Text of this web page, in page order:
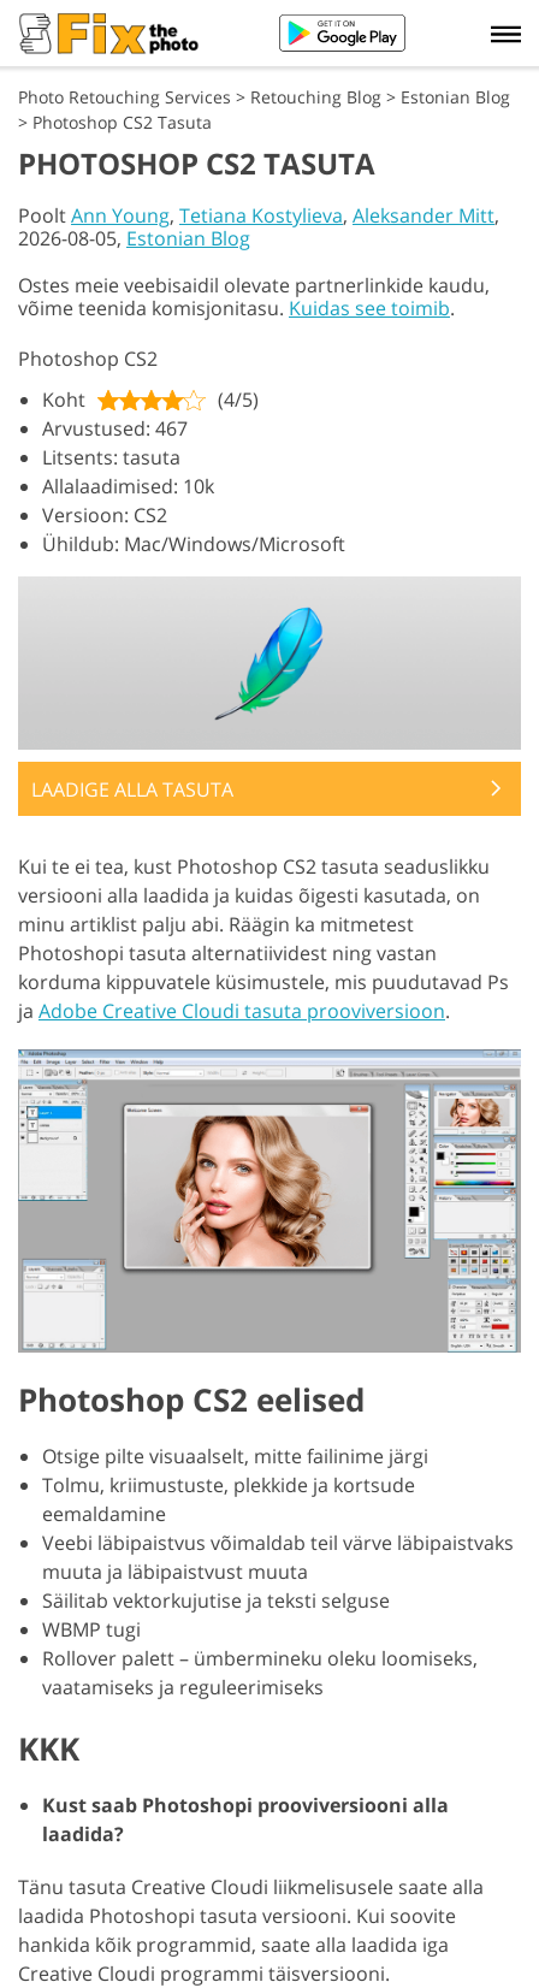
Photo Retouching Services > Retouching Blog > Estonian Blog
> Photoshop CS2 Tasuta
PHOTOSHOP CS2 TASUTA
PooltAnn Young, Tetiana Kostylieva, Aleksander Mitt,
2026-08-05, Estonian Blog
Ostes meie veebisaidil olevate partnerlinkide kaudu,
võime teenida komisjonitasu. Kuidas see toimib.
Photoshop CS2
Koht
(4/5)
Arvustused: 467
Litsents: tasuta
Allalaadimised: 10k
Versioon: CS2
Ühildub: Mac/Windows/Microsoft
LAADIGE ALLA TASUTA
Kui te ei tea, kust Photoshop CS2 tasuta seaduslikku
versiooni alla laadida ja kuidas õigesti kasutada, on
minu artiklist palju abi. Räägin ka mitmetest
Photoshopi tasuta alternatiividest ning vastan
korduma kippuvatele küsimustele, mis puudutavad Ps
ja Adobe Creative Cloudi tasuta prooviversioon.
Photoshop CS2 eelised
Otsige pilte visuaalselt, mitte failinime järgi
Tolmu, kriimustuste, plekkide ja kortsude
eemaldamine
Veebi läbipaistvus võimaldab teil värve läbipaistvaks
muuta ja läbipaistvust muuta
Säilitab vektorkujutise ja teksti selguse
WBMP tugi
Rollover palett – ümbermineku oleku loomiseks,
vaatamiseks ja reguleerimiseks
KKK
Kust saab Photoshopi prooviversiooni alla
laadida?
Tänu tasuta Creative Cloudi liikmelisusele saate alla
laadida Photoshopi tasuta versiooni. Kui soovite
hankida kõik programmid, saate alla laadida iga
Creative Cloudi programmi täisversiooni.